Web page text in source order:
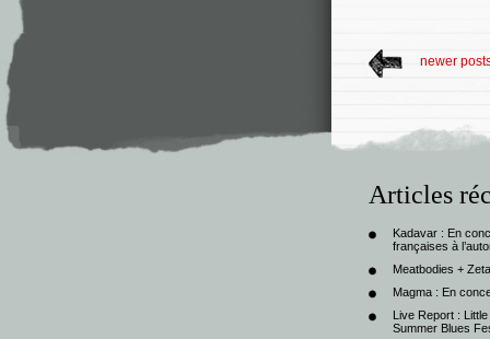
newer
Articles
Kadavar : En
françaises à
Meatbodies +
Magma : En
Live Report :
Summer Blues